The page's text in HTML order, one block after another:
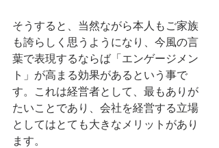
そうすると、当然ながら本人もご家族
も誇らしく思うようになり、今風の言
葉で表現するならば「エンゲージメン
ト」が高まる効果があるという事で
す。これは経営者として、最もありが
たいことであり、会社を経営する立場
としてはとても大きなメリットがあり
ます。